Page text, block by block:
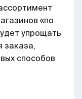
«по
упрощать
заказа,
способов